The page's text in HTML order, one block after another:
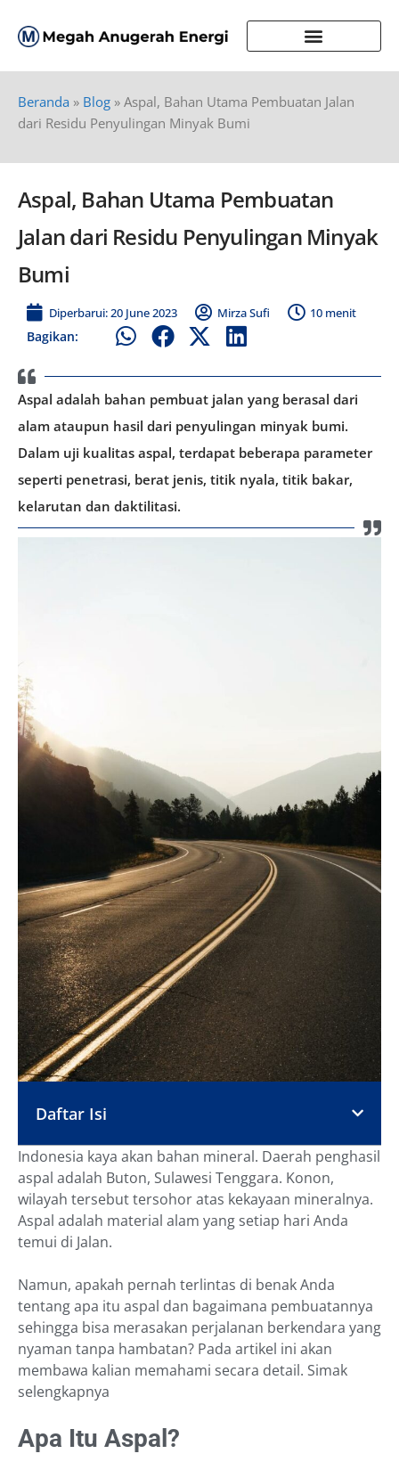
Beranda » Blog » Aspal, Bahan Utama Pembuatan Jalan
dari Residu Penyulingan Minyak Bumi
Aspal, Bahan Utama Pembuatan
Jalan dari Residu Penyulingan Minyak
Bumi
Diperbarui: 20 June 2023 Mirza Sufi 10 menit
Bagikan:
Aspal adalah bahan pembuat jalan yang berasal dari
alam ataupun hasil dari penyulingan minyak bumi.
Dalam uji kualitas aspal, terdapat beberapa parameter
seperti penetrasi, berat jenis, titik nyala, titik bakar,
kelarutan dan daktilitasi.
Daftar Isi
Indonesia kaya akan bahan mineral. Daerah penghasil
aspal adalah Buton, Sulawesi Tenggara. Konon,
wilayah tersebut tersohor atas kekayaan mineralnya.
Aspal adalah material alam yang setiap hari Anda
temui di Jalan.
Namun, apakah pernah terlintas di benak Anda
tentang apa itu aspal dan bagaimana pembuatannya
sehingga bisa merasakan perjalanan berkendara yang
nyaman tanpa hambatan? Pada artikel ini akan
membawa kalian memahami secara detail. Simak
selengkapnya
Apa Itu Aspal?